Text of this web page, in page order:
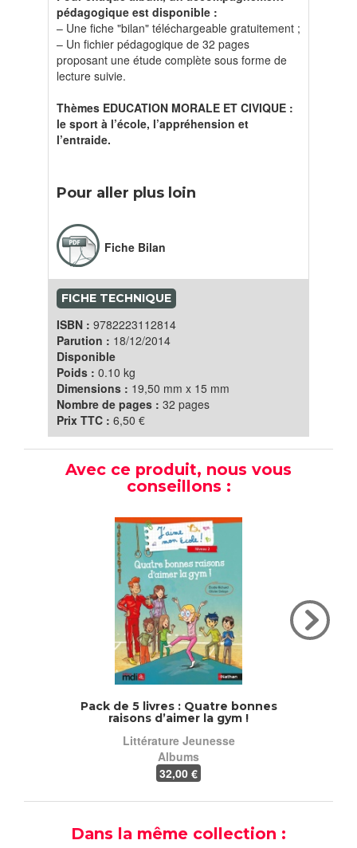
pédagogique est disponible :
– Une fiche "bilan" téléchargeable gratuitement ;
– Un fichier pédagogique de 32 pages
proposant une étude complète sous forme de
lecture suivie.
Thèmes EDUCATION MORALE ET CIVIQUE :
le sport à l’école, l’appréhension et
l’entraide.
Pour aller plus loin
Fiche Bilan
FICHE TECHNIQUE
ISBN : 9782223112814
Parution : 18/12/2014
Disponible
Poids : 0.10 kg
Dimensions : 19,50 mm x 15 mm
Nombre de pages : 32 pages
Prix TTC : 6,50 €
Avec ce produit, nous vous
conseillons :
Pack de 5 livres : Quatre bonnes
raisons d’aimer la gym !
Littérature Jeunesse
Albums
32,00 €
Dans la même collection :